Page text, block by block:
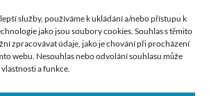
služby, používáme k ukládání a/nebo přístupu k
jako jsou soubory cookies. Souhlas s těmito
zpracovávat údaje, jako je chování při procházení
webu. Nesouhlas nebo odvolání souhlasu může
a funkce.